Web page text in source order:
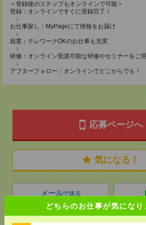
どちらのお仕事が気になり
＜登録後のステップもオンラインで可能＞
登録：オンラインですぐに登録完了！
↓
お仕事探し：MyPageにて情報をお届け
↓
就業：テレワークOKのお仕事も充実
↓
研修：オンライン受講可能な研修やセミナーをご用
↓
アフターフォロー：オンラインでどこからでも！
応募ページへ
気になる！
メールで送る